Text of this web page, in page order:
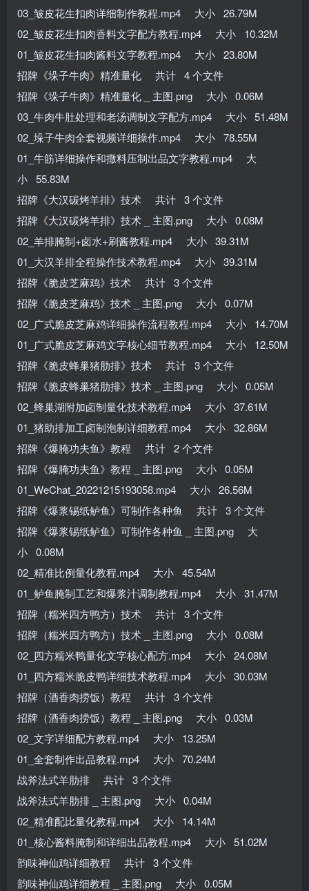
03_皱皮花生扣肉详细制作教程.mp4 大小 26.79M
02_皱皮花生扣肉香料文字配方教程.mp4 大小 10.32M
01_皱皮花生扣肉酱料文字教程.mp4 大小 23.80M
招牌《垛子牛肉》精准量化 共计 4 个文件
招牌《垛子牛肉》精准量化 _ 主图.png 大小 0.06M
03_牛肉牛肚处理和老汤调制文字配方.mp4 大小 51.48M
02_垛子牛肉全套视频详细操作.mp4 大小 78.55M
01_牛筋详细操作和撒料压制出品文字教程.mp4 大
小 55.83M
招牌《大汉碳烤羊排》技术 共计 3 个文件
招牌《大汉碳烤羊排》技术 _ 主图.png 大小 0.08M
02_羊排腌制+卤水+刷酱教程.mp4 大小 39.31M
01_大汉羊排全程操作技术教程.mp4 大小 39.31M
招牌《脆皮芝麻鸡》技术 共计 3 个文件
招牌《脆皮芝麻鸡》技术 _ 主图.png 大小 0.07M
02_广式脆皮芝麻鸡详细操作流程教程.mp4 大小 14.70M
01_广式脆皮芝麻鸡文字核心细节教程.mp4 大小 12.50M
招牌《脆皮蜂巢猪肋排》技术 共计 3 个文件
招牌《脆皮蜂巢猪肋排》技术 _ 主图.png 大小 0.05M
02_蜂巢湖附加卤制量化技术教程.mp4 大小 37.61M
01_猪助排加工卤制泡制详细教程.mp4 大小 32.86M
招牌《爆腌功夫鱼》教程 共计 2 个文件
招牌《爆腌功夫鱼》教程 _ 主图.png 大小 0.05M
01_WeChat_20221215193058.mp4 大小 26.56M
招牌《爆浆锡纸鲈鱼》可制作各种鱼 共计 3 个文件
招牌《爆浆锡纸鲈鱼》可制作各种鱼 _ 主图.png 大
小 0.08M
02_精准比例量化教程.mp4 大小 45.54M
01_鲈鱼腌制工艺和爆浆汁调制教程.mp4 大小 31.47M
招牌（糯米四方鸭方）技术 共计 3 个文件
招牌（糯米四方鸭方）技术 _ 主图.png 大小 0.08M
02_四方糯米鸭量化文字核心配方.mp4 大小 24.08M
01_四方糯米脆皮鸭详细技术教程.mp4 大小 30.03M
招牌（酒香肉捞饭）教程 共计 3 个文件
招牌（酒香肉捞饭）教程 _ 主图.png 大小 0.03M
02_文字详细配方教程.mp4 大小 13.25M
01_全套制作出品教程.mp4 大小 70.24M
战斧法式羊肋排 共计 3 个文件
战斧法式羊肋排 _ 主图.png 大小 0.04M
02_精准配比量化教程.mp4 大小 14.14M
01_核心酱料腌制和详细出品教程.mp4 大小 51.02M
韵味神仙鸡详细教程 共计 3 个文件
韵味神仙鸡详细教程 _ 主图.png 大小 0.05M